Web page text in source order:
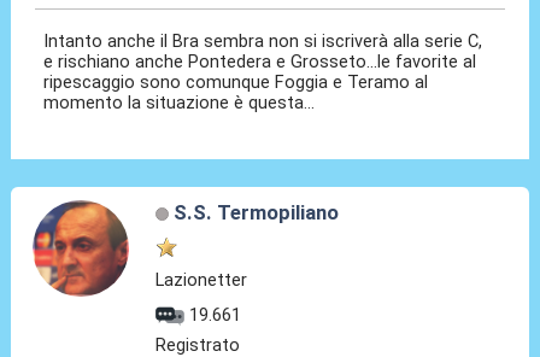
Intanto anche il Bra sembra non si iscriverà alla serie C,
e rischiano anche Pontedera e Grosseto...le favorite al
ripescaggio sono comunque Foggia e Teramo al
momento la situazione è questa...
S.S. Termopiliano
Lazionetter
19.661
Registrato